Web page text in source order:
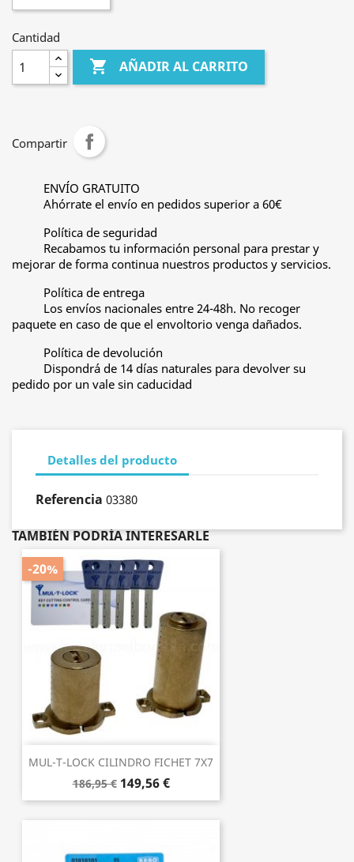
Cantidad
 AÑADIR AL CARRITO
Compartir
ENVÍO GRATUITO
Ahórrate el envío en pedidos superior a 60€
Política de seguridad
Recabamos tu información personal para prestar y
mejorar de forma continua nuestros productos y servicios.
Política de entrega
Los envíos nacionales entre 24-48h. No recoger
paquete en caso de que el envoltorio venga dañados.
Política de devolución
Dispondrá de 14 días naturales para devolver su
pedido por un vale sin caducidad
Detalles del producto
Referencia 03380
TAMBIÉN PODRÍA INTERESARLE
MUL-T-LOCK CILINDRO FICHET 7X7
186,95 € 149,56 €
-20%